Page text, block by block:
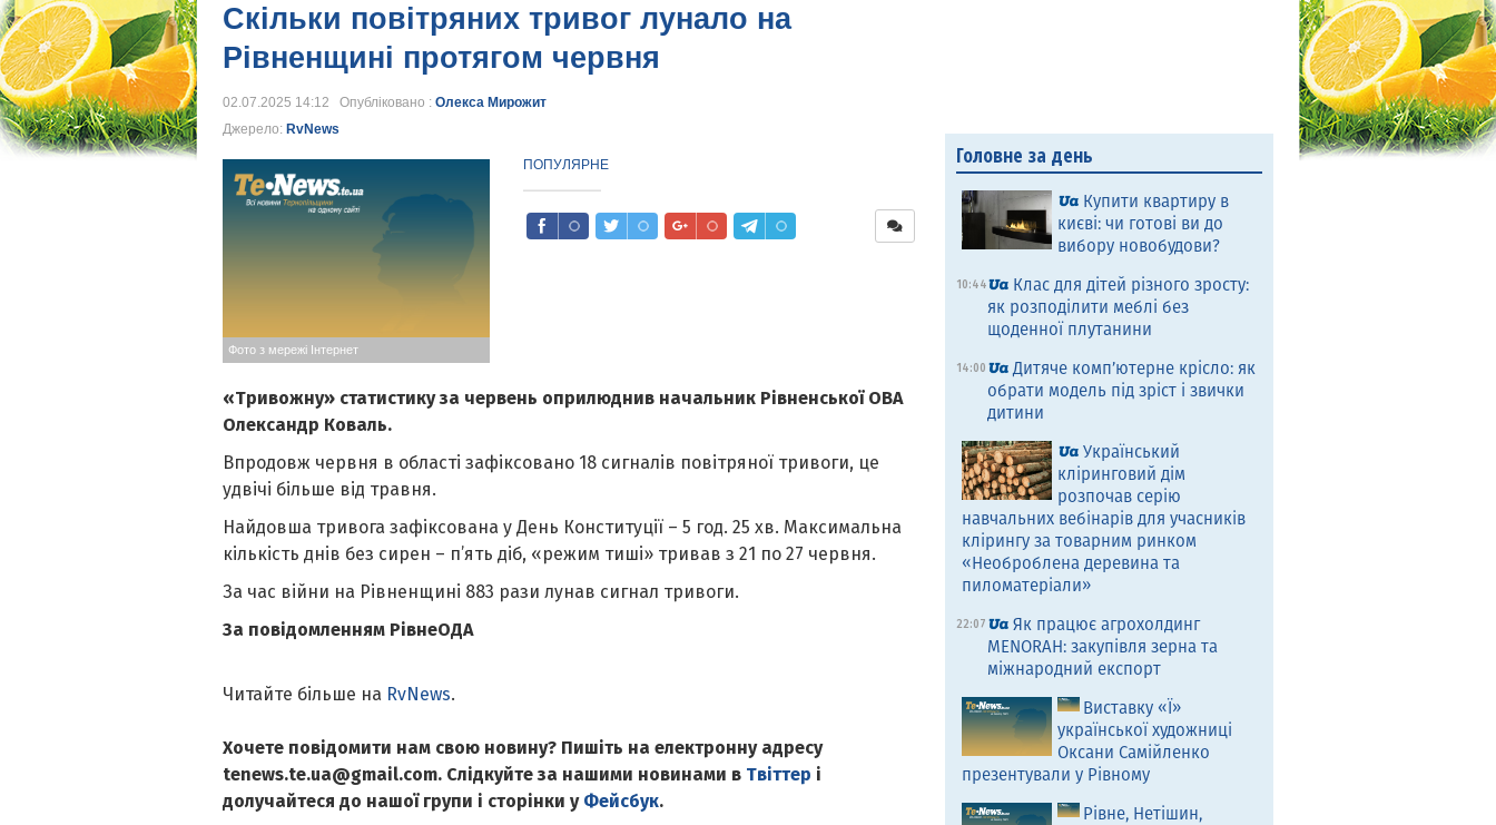
Скільки повітряних тривог лунало на
Рівненщині протягом червня
02.07.2025 14:12 Опубліковано : Олекса Мирожит
Джерело: RvNews
Фото з мережі Інтернет
ПОПУЛЯРНЕ
«Тривожну» статистику за червень оприлюднив начальник Рівненської ОВА
Олександр Коваль.
Впродовж червня в області зафіксовано 18 сигналів повітряної тривоги, це
удвічі більше від травня.
Найдовша тривога зафіксована у День Конституції – 5 год. 25 хв. Максимальна
кількість днів без сирен – п’ять діб, «режим тиші» тривав з 21 по 27 червня.
За час війни на Рівненщині 883 рази лунав сигнал тривоги.
За повідомленням РівнеОДА
Читайте більше на RvNews.
Хочете повідомити нам свою новину? Пишіть на електронну адресу
tenews.te.ua@gmail.com. Слідкуйте за нашими новинами в Твіттер і
долучайтеся до нашої групи і сторінки у Фейсбук.
Головне за день
Купити квартиру в
києві: чи готові ви до
вибору новобудови?
10:44
Клас для дітей різного зросту:
як розподілити меблі без
щоденної плутанини
14:00
Дитяче комп’ютерне крісло: як
обрати модель під зріст і звички
дитини
Український
кліринговий дім
розпочав серію
навчальних вебінарів для учасників
клірингу за товарним ринком
«Необроблена деревина та
пиломатеріали»
22:07
Як працює агрохолдинг
MENORAH: закупівля зерна та
міжнародний експорт
Виставку «Ї»
української художниці
Оксани Самійленко
презентували у Рівному
Рівне, Нетішин,